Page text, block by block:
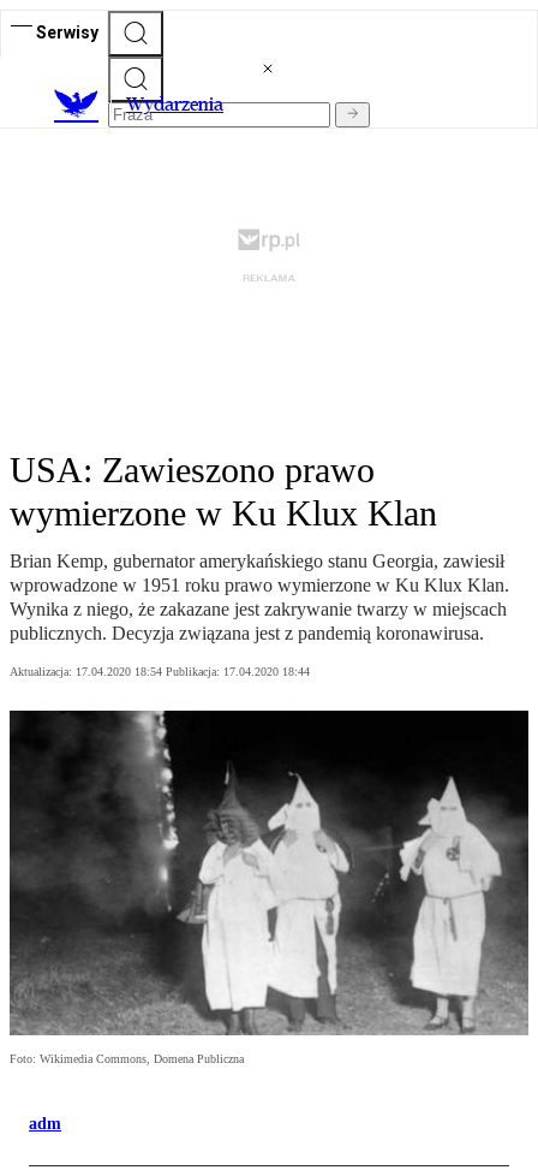
Serwisy
Wydarzenia
USA: Zawieszono prawo
wymierzone w Ku Klux Klan
Brian Kemp, gubernator amerykańskiego stanu Georgia, zawiesił
wprowadzone w 1951 roku prawo wymierzone w Ku Klux Klan.
Wynika z niego, że zakazane jest zakrywanie twarzy w miejscach
publicznych. Decyzja związana jest z pandemią koronawirusa.
Aktualizacja: 17.04.2020 18:54 Publikacja: 17.04.2020 18:44
Foto: Wikimedia Commons, Domena Publiczna
adm